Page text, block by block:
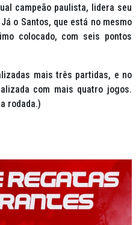
campeão paulista, lidera seu
o Santos, que está no mesmo
colocado, com seis pontos
mais três partidas, e no
com mais quatro jogos.
rodada.)